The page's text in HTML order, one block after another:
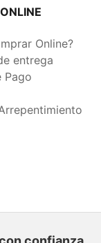
Online?
entrega
Pago